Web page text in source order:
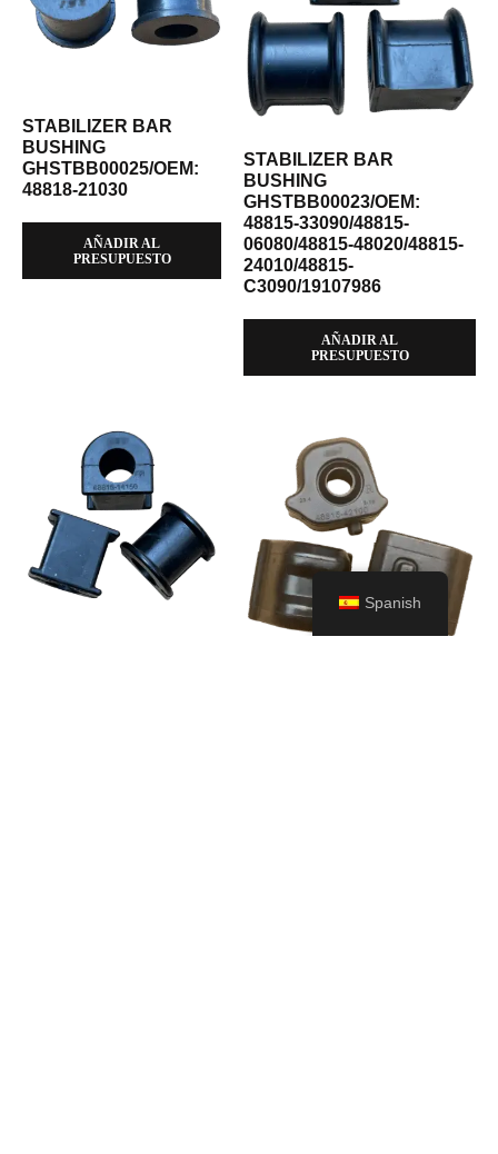
STABILIZER BAR
BUSHING
GHSTBB00025/OEM:
48818-21030
AÑADIR AL
PRESUPUESTO
STABILIZER BAR
BUSHING
GHSTBB00023/OEM:
48815-33090/48815-
06080/48815-48020/48815-
24010/48815-
C3090/19107986
AÑADIR AL
PRESUPUESTO
Spanish